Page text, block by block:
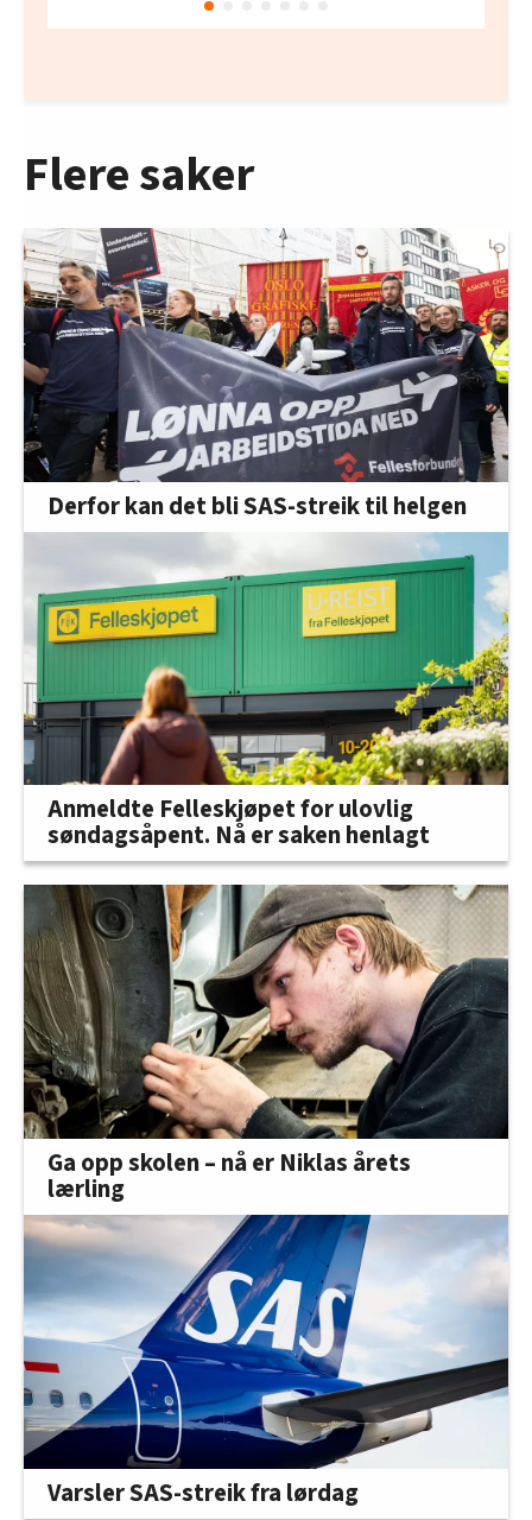
Flere saker
Derfor kan det bli SAS-streik til helgen
Anmeldte Felleskjøpet for ulovlig
søndagsåpent. Nå er saken henlagt
Ga opp skolen – nå er Niklas årets
lærling
Varsler SAS-streik fra lørdag